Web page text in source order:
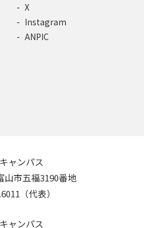
X
Instagram
ANPIC
ャンパス
山市五福3190番地
（代表）
ャンパス